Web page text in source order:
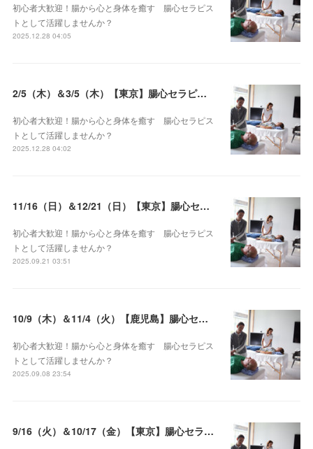
初心者大歓迎！腸から心と身体を癒す 腸心セラピス
トとして活躍しませんか？
2025.12.28 04:05
2/5（木）＆3/5（木）【東京】腸心セラピスト養成コース《２日間コース》開講決定
初心者大歓迎！腸から心と身体を癒す 腸心セラピス
トとして活躍しませんか？
2025.12.28 04:02
11/16（日）＆12/21（日）【東京】腸心セラピスト養成コース《２日間コース》開講決定
初心者大歓迎！腸から心と身体を癒す 腸心セラピス
トとして活躍しませんか？
2025.09.21 03:51
10/9（木）＆11/4（火）【鹿児島】腸心セラピスト養成コース《２日間コース》開講決定
初心者大歓迎！腸から心と身体を癒す 腸心セラピス
トとして活躍しませんか？
2025.09.08 23:54
9/16（火）＆10/17（金）【東京】腸心セラピスト養成コース《２日間コース》開講決定